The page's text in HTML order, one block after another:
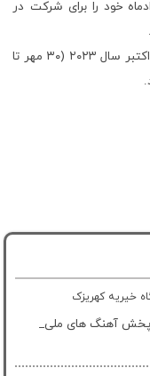
به مدت دو هفته تا ۲۷ مردادماه خود را برای شرکت در
چهارمین دوره مسابقات پاراآسیایی از ۲۲ تا ۲۸ اکتبر سال ۲۰۲۳ (۳۰ مهر تا
خیریه کهریزک
پخش آهنگ های ملی_